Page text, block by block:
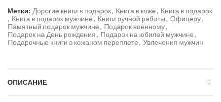
Метки: Дорогие книги в подарок, Книга в коже, Книга в подарок
, Книга в подарок мужчине, Книги ручной работы, Офицеру,
Памятный подарок мужчине, Подарок военному,
Подарок на День рождения, Подарок на юбилей мужчине,
Подарочные книги в кожаном переплете, Увлечения мужчин
ОПИСАНИЕ